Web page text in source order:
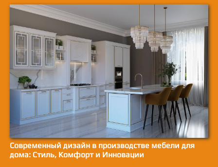
Современный дизайн в производстве мебели для
дома: Стиль, Комфорт и Инновации